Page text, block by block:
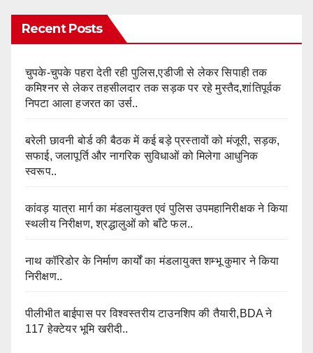
Recent Posts
चुपके-चुपके पहरा देती रही पुलिस,एडीजी से लेकर सिपाही तक
कमिश्नर से लेकर तहसीलदार तक सड़क पर रहे मुस्तैद,शांतिपूर्वक
निपटा आला हजरत का उर्स..
बरेली छावनी बोर्ड की बैठक में कई बड़े प्रस्तावों को मंजूरी, सड़क,
सफाई, जलापूर्ति और नागरिक सुविधाओं को मिलेगा आधुनिक
स्वरूप..
कांवड़ यात्रा मार्ग का मंडलायुक्त एवं पुलिस उपमहानिरीक्षक ने किया
स्थलीय निरीक्षण, श्रद्धालुओं को बाँटे फल..
नाथ कॉरिडोर के निर्माण कार्यों का मंडलायुक्त शम्भू कुमार ने किया
निरीक्षण..
पीलीभीत बाईपास पर विश्वस्तरीय टाउनशिप की तैयारी,BDA ने
117 हेक्टेयर भूमि खरीदी..